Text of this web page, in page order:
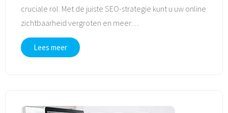
cruciale rol. Met de juiste SEO-strategie kunt u uw online
zichtbaarheid vergroten en meer…
Lees meer